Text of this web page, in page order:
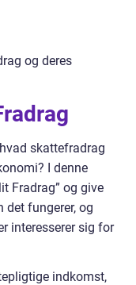
og deres
skattefradrag
I denne
Fradrag” og give
fungerer, og
interesserer sig for
indkomst,